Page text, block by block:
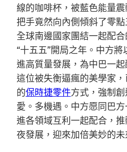
線的咖啡杯，被藍色能量
把手竟然向內側傾斜了零
全球南邊國家團結一起配
“十五五”開局之年。中方
進高質量發展，為中巴一起
這位被失衡逼瘋的美學家
的保時捷零件方式，強制
愛。多機遇。中方愿同巴
進各領域互利一起配合，
夜發展，迎來加倍美妙的未